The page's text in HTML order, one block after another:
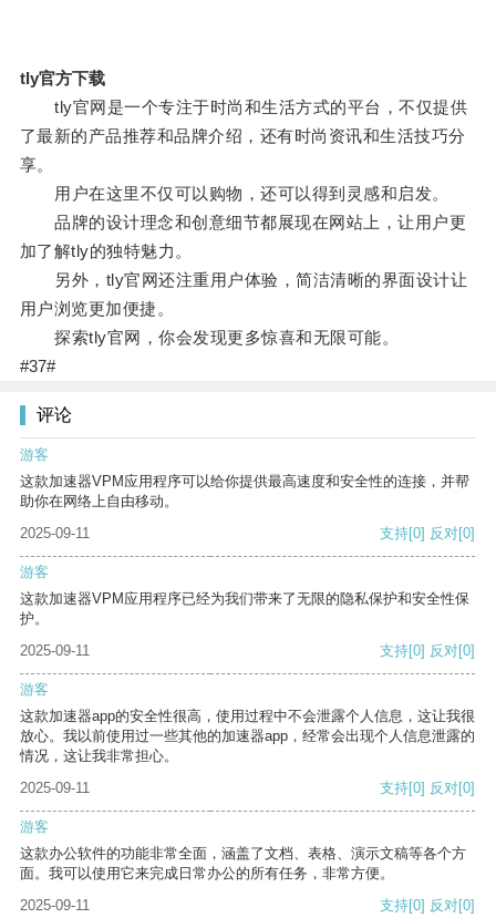
tly官方下载
tly官网是一个专注于时尚和生活方式的平台，不仅提供
了最新的产品推荐和品牌介绍，还有时尚资讯和生活技巧分
享。
用户在这里不仅可以购物，还可以得到灵感和启发。
品牌的设计理念和创意细节都展现在网站上，让用户更
加了解tly的独特魅力。
另外，tly官网还注重用户体验，简洁清晰的界面设计让
用户浏览更加便捷。
探索tly官网，你会发现更多惊喜和无限可能。
#37#
评论
游客
这款加速器VPM应用程序可以给你提供最高速度和安全性的连接，并帮
助你在网络上自由移动。
2025-09-11
支持[0] 反对[0]
游客
这款加速器VPM应用程序已经为我们带来了无限的隐私保护和安全性保
护。
2025-09-11
支持[0] 反对[0]
游客
这款加速器app的安全性很高，使用过程中不会泄露个人信息，这让我很
放心。我以前使用过一些其他的加速器app，经常会出现个人信息泄露的
情况，这让我非常担心。
2025-09-11
支持[0] 反对[0]
游客
这款办公软件的功能非常全面，涵盖了文档、表格、演示文稿等各个方
面。我可以使用它来完成日常办公的所有任务，非常方便。
2025-09-11
支持[0] 反对[0]